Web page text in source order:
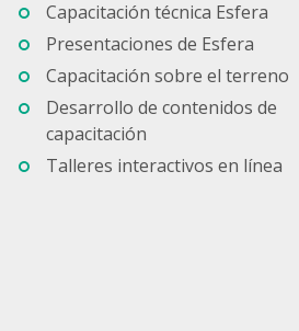
Capacitación técnica Esfera
Presentaciones de Esfera
Capacitación sobre el terreno
Desarrollo de contenidos de
capacitación
Talleres interactivos en línea